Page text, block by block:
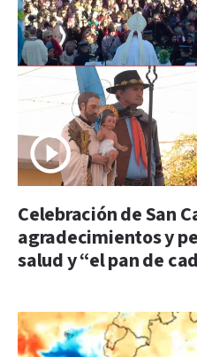
Celebración de San
agradecimientos y
salud y “el pan de